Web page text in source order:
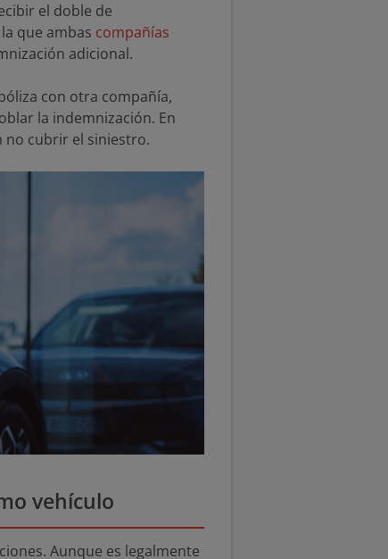
el doble de
que ambas compañías
adicional.
con otra compañía,
la indemnización. En
no cubrir el siniestro.
vehículo
Aunque es legalmente